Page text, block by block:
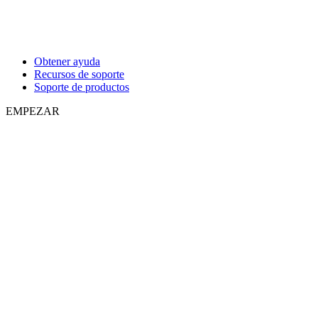
Obtener ayuda
Recursos de soporte
Soporte de productos
EMPEZAR